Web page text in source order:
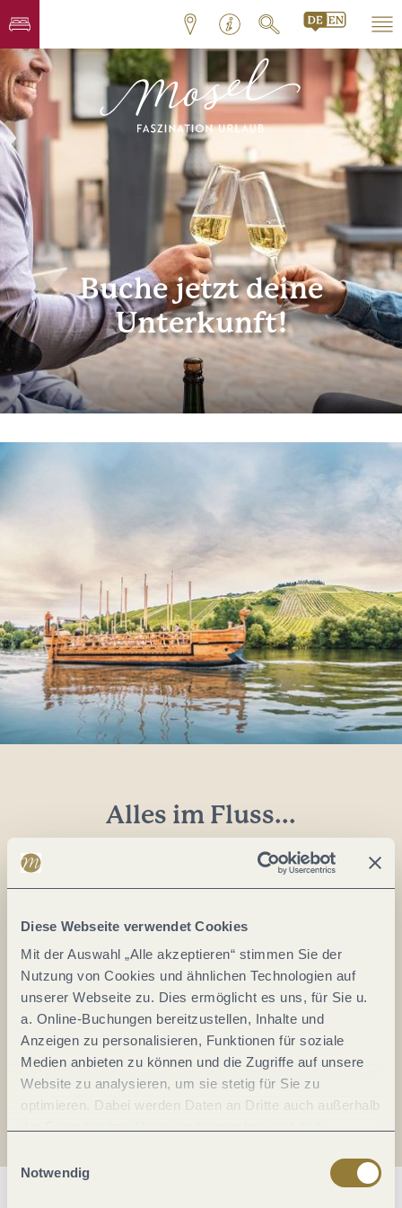
Diese Webseite verwendet Cookies
Mit der Auswahl „Alle akzeptieren“ stimmen Sie der
Nutzung von Cookies und ähnlichen Technologien auf
unserer Webseite zu. Dies ermöglicht es uns, für Sie u.
a. Online-Buchungen bereitzustellen, Inhalte und
Anzeigen zu personalisieren, Funktionen für soziale
Medien anbieten zu können und die Zugriffe auf unsere
Website zu analysieren, um sie stetig für Sie zu
optimieren. Dabei werden Daten an Dritte auch außerhalb
jederzeit widerrufen werden. Mit der Auswahl "Alle
ablehnen" kann es zu Beeinträchtigungen in der Nutzung
Notwendig
Buche jetzt deine
Unterkunft!
Alles im Fluss...
Mosel im Abo: Mit unserem Newsletter
keine Neuigkeiten mehr verpassen!
E-
Adresse:
*
Ich erkläre mich mit derDatenschutzerklärung
einverstanden.
Auch den Mosel-Podcast gibt's im Abo...
Jetzt reinhören!